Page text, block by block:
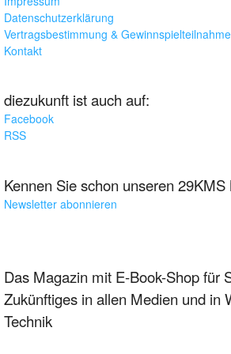
Datenschutzerklärung
Vertragsbestimmung &
Kontakt
diezukunft ist auch auf:
Facebook
RSS
Kennen Sie schon unseren 29KMS
Newsletter abonnieren
Das Magazin mit E-Book-Shop für
Zukünftiges in allen Medien und in
Technik